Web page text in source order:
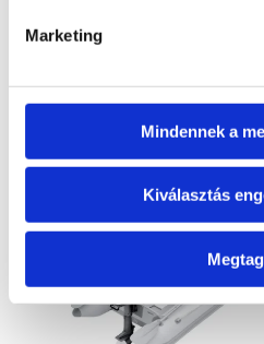
Marketing
Mindennek a
Kiválasztás
EZ IS